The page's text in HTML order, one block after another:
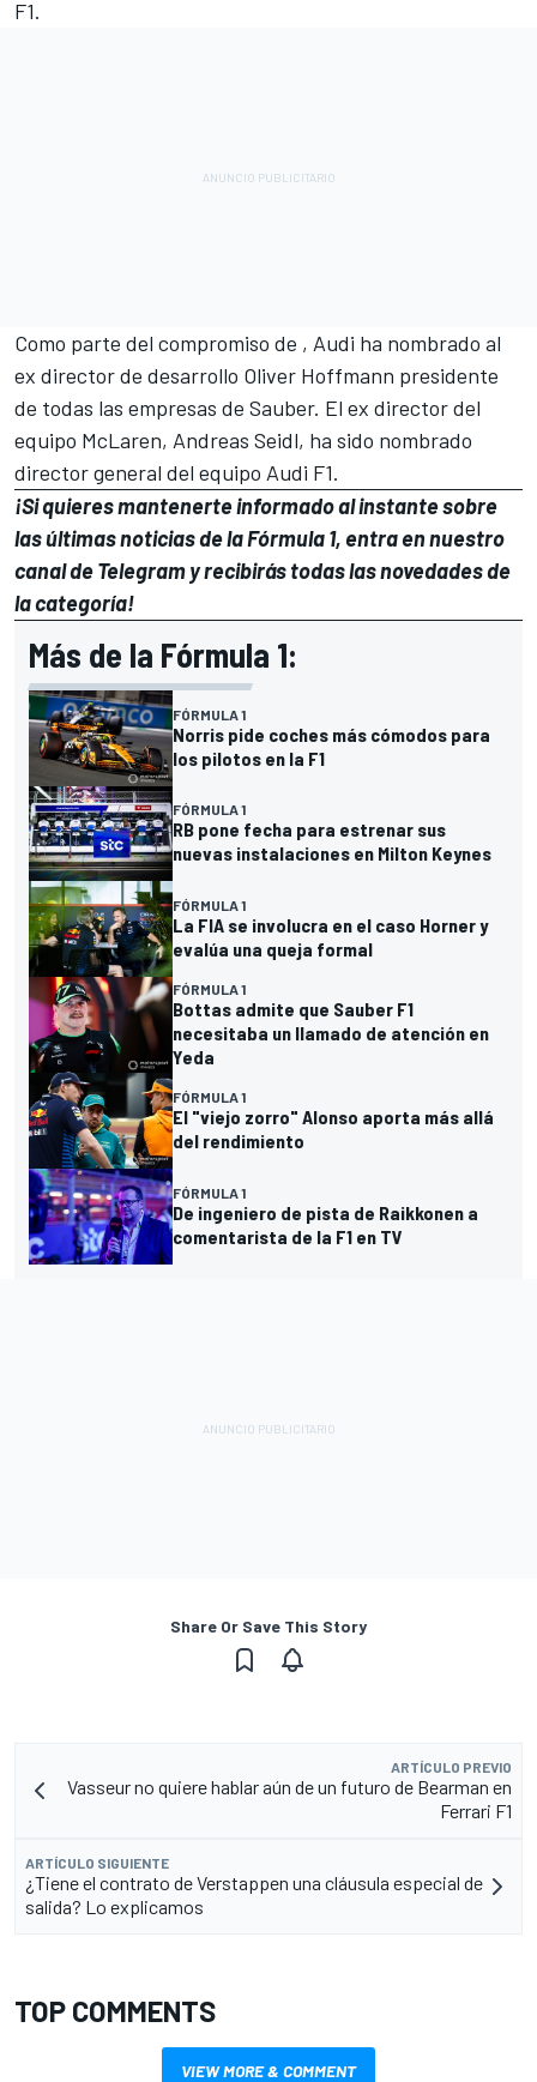
F1.
Como parte del compromiso de , Audi ha nombrado al
ex director de desarrollo Oliver Hoffmann presidente
de todas las empresas de Sauber. El ex director del
equipo McLaren, Andreas Seidl, ha sido nombrado
director general del equipo Audi F1.
¡Si quieres mantenerte informado al instante sobre
las últimas noticias de la Fórmula 1, entra ennuestro
canal de Telegramy recibirás todas las novedades de
la categoría!
Más de la Fórmula 1:
FÓRMULA 1
Norris pide coches más cómodos para
los pilotos en la F1
FÓRMULA 1
RB pone fecha para estrenar sus
nuevas instalaciones en Milton Keynes
FÓRMULA 1
La FIA se involucra en el caso Horner y
evalúa una queja formal
FÓRMULA 1
Bottas admite que Sauber F1
necesitaba un llamado de atención en
Yeda
FÓRMULA 1
El "viejo zorro" Alonso aporta más allá
del rendimiento
FÓRMULA 1
De ingeniero de pista de Raikkonen a
comentarista de la F1 en TV
Share Or Save This Story
ARTÍCULO PREVIO
Vasseur no quiere hablar aún de un futuro de Bearman en
Ferrari F1
ARTÍCULO SIGUIENTE
¿Tiene el contrato de Verstappen una cláusula especial de
salida? Lo explicamos
TOP COMMENTS
VIEW MORE & COMMENT